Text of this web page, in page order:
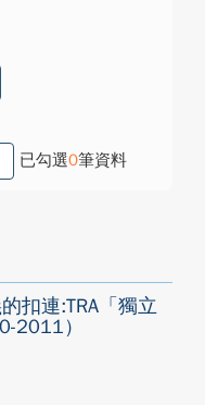
已勾選0筆資料
扣連:TRA「獨立
2011）